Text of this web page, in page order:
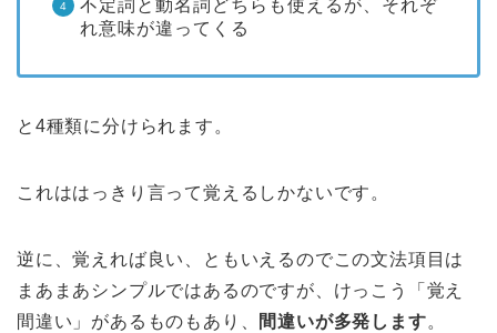
不定詞と動名詞どちらも使えるが、それぞ
れ意味が違ってくる
と4種類に分けられます。
これははっきり言って覚えるしかないです。
逆に、覚えれば良い、ともいえるのでこの文法項目は
まあまあシンプルではあるのですが、けっこう「覚え
間違い」があるものもあり、 間違いが多発します。